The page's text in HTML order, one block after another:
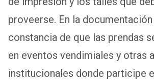
proveerse. En la
constancia de que las prendas
en eventos vendimiales y otras
institucionales donde participe